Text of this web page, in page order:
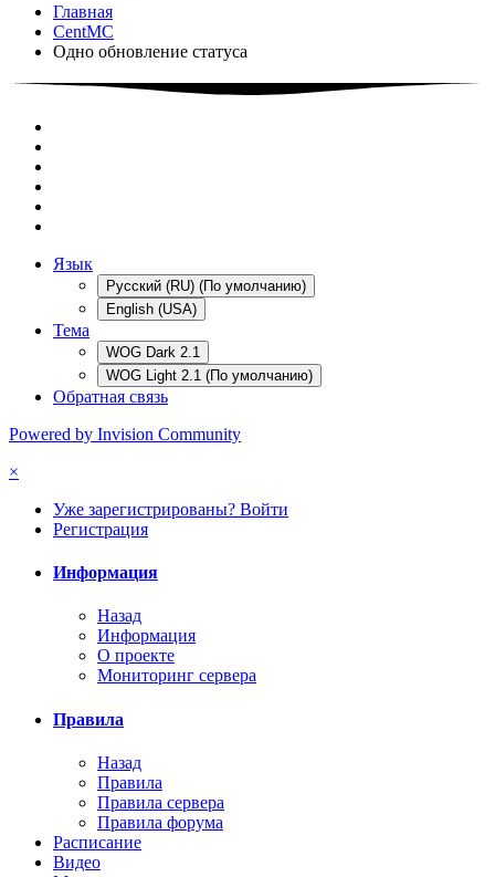
Главная
CentMC
Одно обновление статуса
Язык
Русский (RU) (По умолчанию)
English (USA)
Тема
WOG Dark 2.1
WOG Light 2.1 (По умолчанию)
Обратная связь
Powered by Invision Community
×
Уже зарегистрированы? Войти
Регистрация
Информация
Назад
Информация
О проекте
Мониторинг сервера
Правила
Назад
Правила
Правила сервера
Правила форума
Расписание
Видео